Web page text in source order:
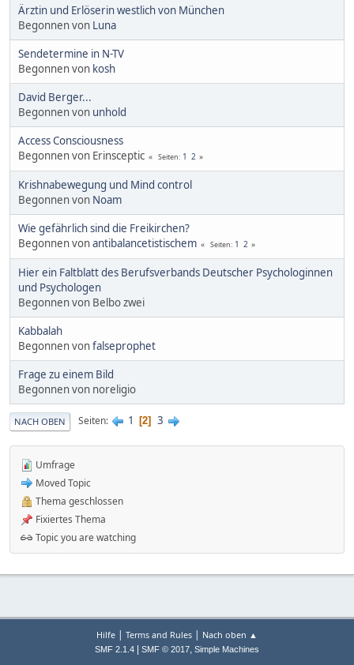
Ärztin und Erlöserin westlich von München
Begonnen von Luna
Sendetermine in N-TV
Begonnen von kosh
David Berger...
Begonnen von unhold
Access Consciousness
Begonnen von Erinsceptic
Seiten 1 2
Krishnabewegung und Mind control
Begonnen von Noam
Wie gefährlich sind die Freikirchen?
Begonnen vonantibalancetistischem Seiten 1 2
Hier ein Faltblatt des Berufsverbands Deutscher Psychologinnen
und Psychologen
Begonnen von Belbo zwei
Kabbalah
Begonnen vonfalseprophet
Frage zu einem Bild
Begonnen von noreligio
NACH OBEN Seiten 1 2 3
Umfrage
Moved Topic
Thema geschlossen
Fixiertes Thema
Topic you are watching
Hilfe | Terms and Rules | Nach oben ▲
SMF 2.1.4 SMF © 2017, Simple Machines